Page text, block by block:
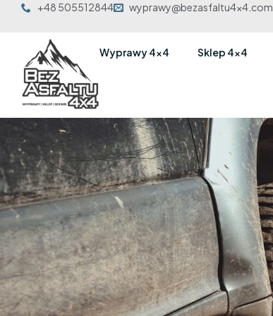
+48 505512844 wyprawy@bezasfaltu4x4.com
Wyprawy 4×4 Sklep 4×4